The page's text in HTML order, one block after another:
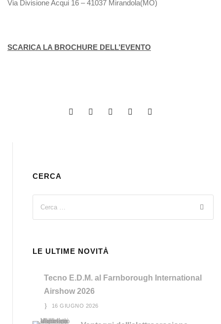
Via Divisione Acqui 16 – 41037 Mirandola(MO)
SCARICA LA BROCHURE DELL’EVENTO
CERCA
LE ULTIME NOVITÀ
Tecno E.D.M. al Farnborough International
Airshow 2026
16 GIUGNO 2026